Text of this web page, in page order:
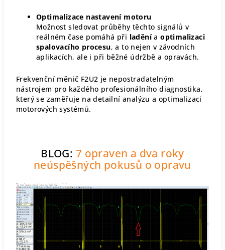
Optimalizace nastavení motoru
Možnost sledovat průběhy těchto signálů v
reálném čase pomáhá při laděníaoptimalizaci
spalovacího procesu, a to nejen v závodních
aplikacích, ale i při běžné údržbě a opravách.
Frekvenční měnič F2U2 je nepostradatelným
nástrojem pro každého profesionálního diagnostika,
který se zaměřuje na detailní analýzu a optimalizaci
motorových systémů.
BLOG: 7 opraven a dva roky
neúspěšných pokusů o opravu